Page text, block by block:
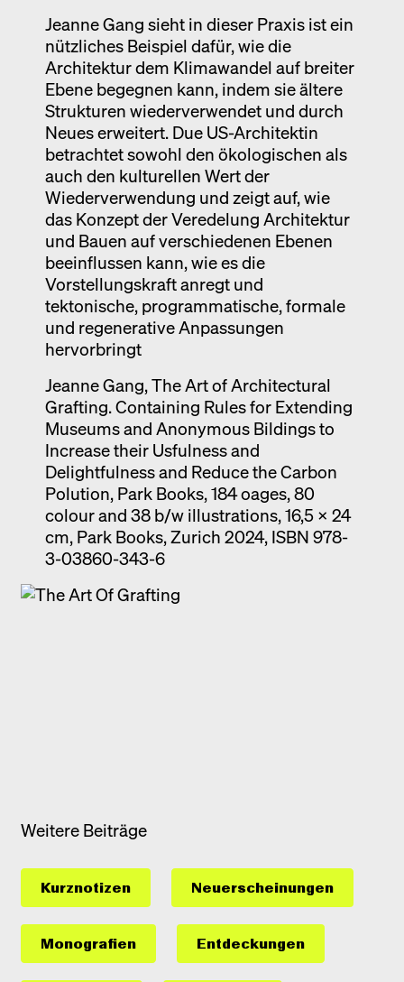
Jeanne Gang sieht in dieser Praxis ist ein
nützliches Beispiel dafür, wie die
Architektur dem Klimawandel auf breiter
Ebene begegnen kann, indem sie ältere
Strukturen wiederverwendet und durch
Neues erweitert. Due US-Architektin
betrachtet sowohl den ökologischen als
auch den kulturellen Wert der
Wiederverwendung und zeigt auf, wie
das Konzept der Veredelung Architektur
und Bauen auf verschiedenen Ebenen
beeinflussen kann, wie es die
Vorstellungskraft anregt und
tektonische, programmatische, formale
und regenerative Anpassungen
hervorbringt
Jeanne Gang, The Art of Architectural
Grafting. Containing Rules for Extending
Museums and Anonymous Bildings to
Increase their Usfulness and
Delightfulness and Reduce the Carbon
Polution, Park Books, 184 oages, 80
colour and 38 b/w illustrations, 16,5 x 24
cm, Park Books, Zurich 2024, ISBN 978-
3-03860-343-6
Weitere Beiträge
Kurznotizen Neuerscheinungen
Monografien Entdeckungen